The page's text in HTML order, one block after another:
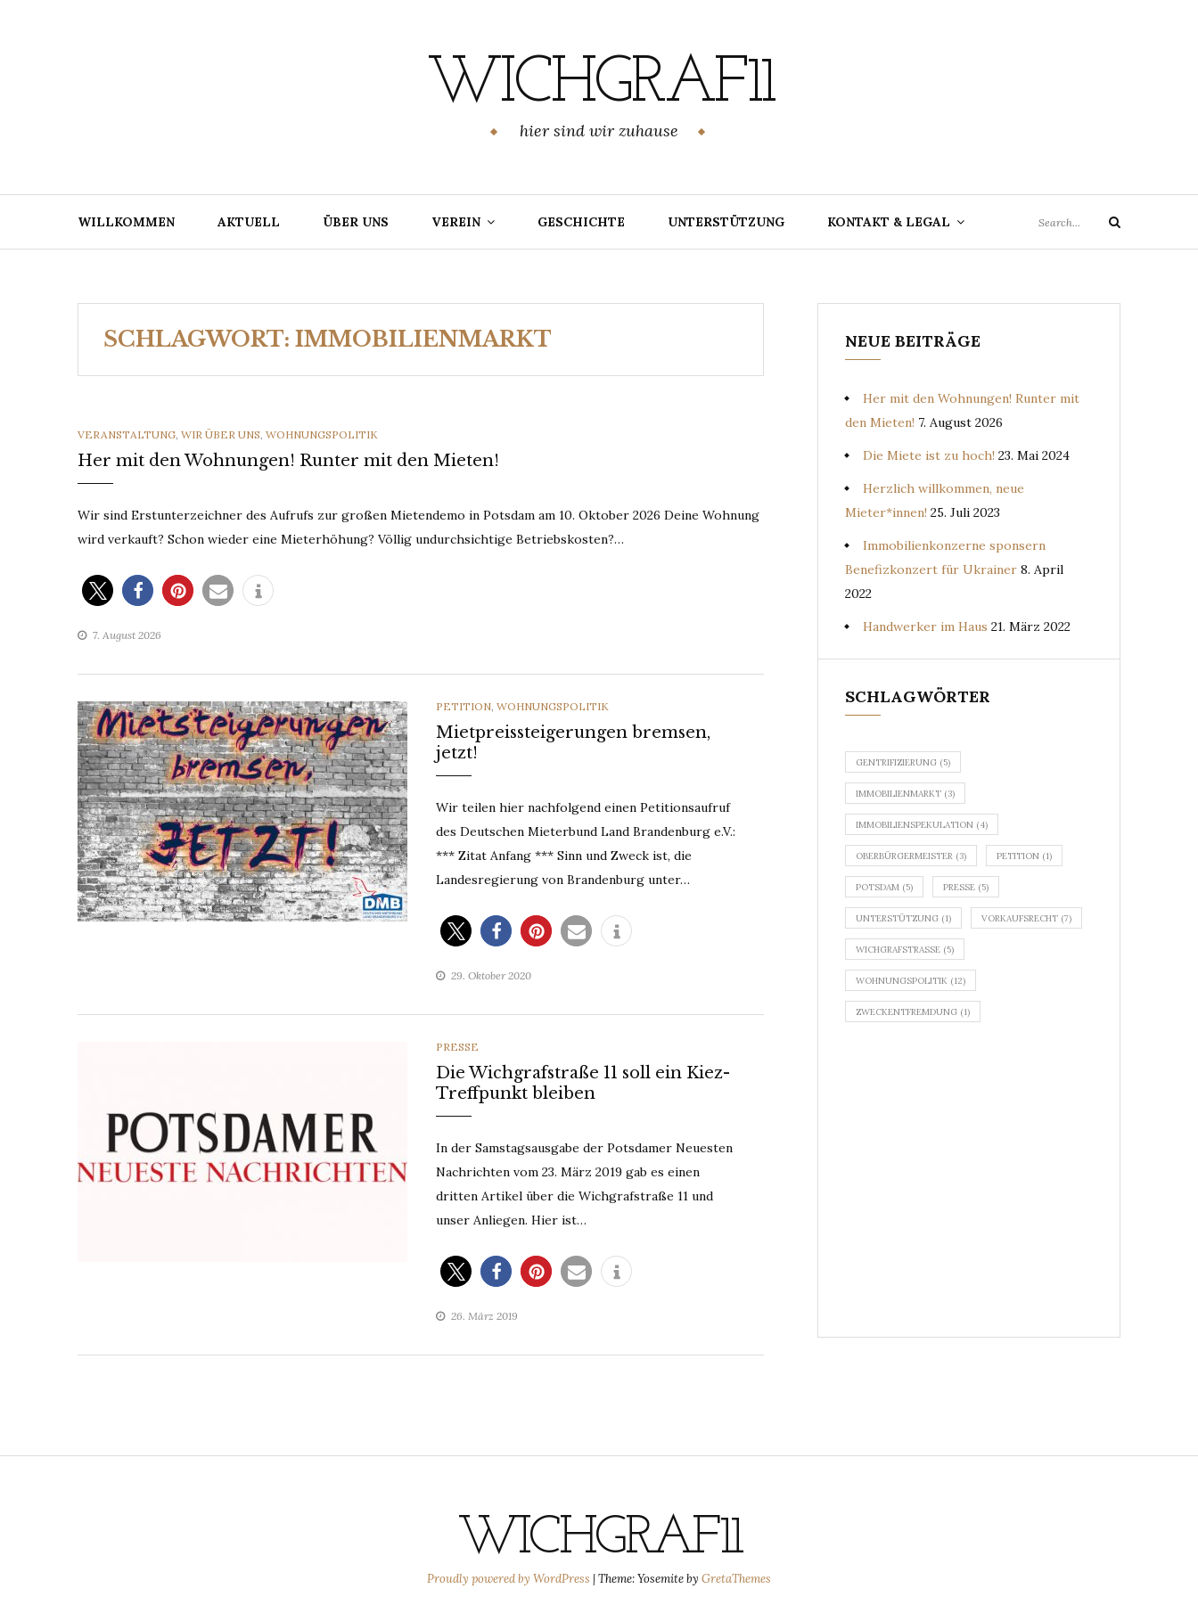
WICHGRAF11
hier sind wir zuhause
WILLKOMMEN AKTUELL ÜBER UNS VEREIN GESCHICHTE UNTERSTÜTZUNG KONTAKT & LEGAL
for:
Search
SCHLAGWORT: IMMOBILIENMARKT
CATEGORIES
VERANSTALTUNG, WIR ÜBER UNS, WOHNUNGSPOLITIK
Her mit den Wohnungen! Runter mit den Mieten!
Wir sind Erstunterzeichner des Aufrufs zur großen Mietendemo in Potsdam am 10. Oktober 2026 Deine Wohnung
wird verkauft? Schon wieder eine Mieterhöhung? Völlig undurchsichtige Betriebskosten?…
7. August 2026
CATEGORIES
PETITION, WOHNUNGSPOLITIK
Mietpreissteigerungen bremsen,
jetzt!
Wir teilen hier nachfolgend einen Petitionsaufruf
des Deutschen Mieterbund Land Brandenburg e.V.:
*** Zitat Anfang *** Sinn und Zweck ist, die
Landesregierung von Brandenburg unter…
29. Oktober 2020
CATEGORIES
PRESSE
Die Wichgrafstraße 11 soll ein Kiez-
Treffpunkt bleiben
In der Samstagsausgabe der Potsdamer Neuesten
Nachrichten vom 23. März 2019 gab es einen
dritten Artikel über die Wichgrafstraße 11 und
unser Anliegen. Hier ist…
26. März 2019
NEUE BEITRÄGE
Her mit den Wohnungen! Runter mit
den Mieten! 7. August 2026
Die Miete ist zu hoch! 23. Mai 2024
Herzlich willkommen, neue
Mieter*innen! 25. Juli 2023
Immobilienkonzerne sponsern
Benefizkonzert für Ukrainer 8. April
2022
Handwerker im Haus 21. März 2022
SCHLAGWÖRTER
GENTRIFIZIERUNG (5)
IMMOBILIENMARKT (3)
IMMOBILIENSPEKULATION (4)
OBERBÜRGERMEISTER (3) PETITION (1)
POTSDAM (5) PRESSE (5)
UNTERSTÜTZUNG (1) VORKAUFSRECHT (7)
WICHGRAFSTRASSE (5)
WOHNUNGSPOLITIK (12)
ZWECKENTFREMDUNG (1)
WICHGRAF11
Proudly powered by WordPress |Theme: Yosemite by GretaThemes